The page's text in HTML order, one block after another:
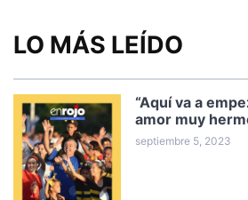
LO MÁS LEÍDO
“Aquí va a
amor muy
septiembre 5, 2023